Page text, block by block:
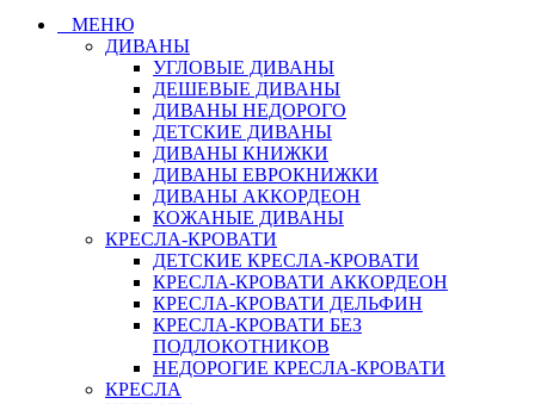
МЕНЮ
ДИВАНЫ
УГЛОВЫЕ ДИВАНЫ
ДЕШЕВЫЕ ДИВАНЫ
ДИВАНЫ НЕДОРОГО
ДЕТСКИЕ ДИВАНЫ
ДИВАНЫ КНИЖКИ
ДИВАНЫ ЕВРОКНИЖКИ
ДИВАНЫ АККОРДЕОН
КОЖАНЫЕ ДИВАНЫ
КРЕСЛА-КРОВАТИ
ДЕТСКИЕ КРЕСЛА-КРОВАТИ
КРЕСЛА-КРОВАТИ АККОРДЕОН
КРЕСЛА-КРОВАТИ ДЕЛЬФИН
КРЕСЛА-КРОВАТИ БЕЗ
ПОДЛОКОТНИКОВ
НЕДОРОГИЕ КРЕСЛА-КРОВАТИ
КРЕСЛА